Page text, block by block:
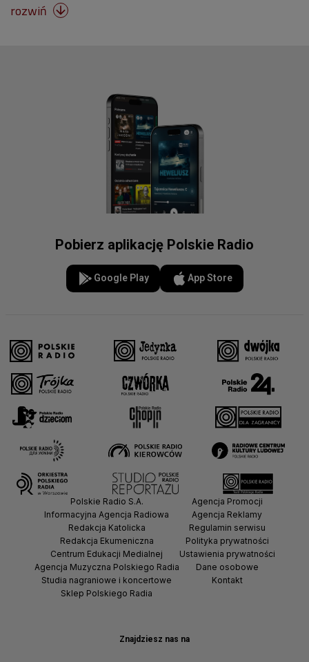
rozwiń 
Pobierz aplikację Polskie Radio
Google Play App Store
Znajdziesz nas na
Polskie Radio S.A.
Informacyjna Agencja Radiowa
Redakcja Katolicka
Redakcja Ekumeniczna
Centrum Edukacji Medialnej
Agencja Muzyczna Polskiego Radia
Studia nagraniowe i koncertowe
Sklep Polskiego Radia
Agencja Promocji
Agencja Reklamy
Regulamin serwisu
Polityka prywatności
Ustawienia prywatności
Dane osobowe
Kontakt